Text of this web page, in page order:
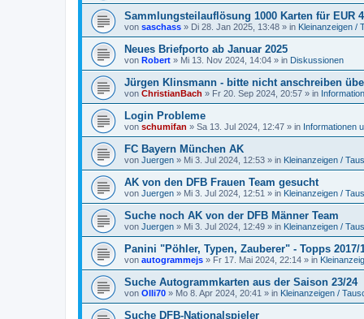
Sammlungsteilauflösung 1000 Karten für EUR
von saschass » Di 28. Jan 2025, 13:48 » in Kleinanzeigen /
Neues Briefporto ab Januar 2025
von Robert » Mi 13. Nov 2024, 14:04 » in Diskussionen
Jürgen Klinsmann - bitte nicht anschreiben
von ChristianBach » Fr 20. Sep 2024, 20:57 » in
Login Probleme
von schumifan » Sa 13. Jul 2024, 12:47 » in Informationen
FC Bayern München AK
von Juergen » Mi 3. Jul 2024, 12:53 » in Kleinanzeigen /
AK von den DFB Frauen Team gesucht
von Juergen » Mi 3. Jul 2024, 12:51 » in Kleinanzeigen /
Suche noch AK von der DFB Männer Team
von Juergen » Mi 3. Jul 2024, 12:49 » in Kleinanzeigen /
Panini "Pöhler, Typen, Zauberer" - Topps 2017/
von autogrammejs » Fr 17. Mai 2024, 22:14 » in
Suche Autogrammkarten aus der Saison 23/24
von Olli70 » Mo 8. Apr 2024, 20:41 » in Kleinanzeigen /
Suche DFB-Nationalspieler